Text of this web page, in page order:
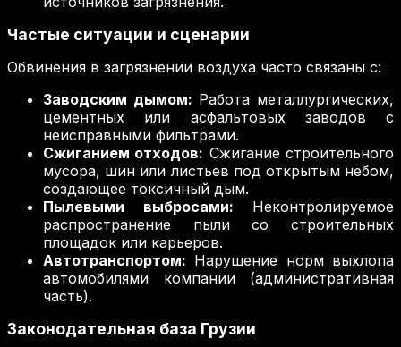
Частые ситуации и сценарии
Обвинения в загрязнении воздуха часто связаны с:
Заводским дымом: Работа металлургических,
цементных или асфальтовых заводов с
неисправными фильтрами.
Сжиганием отходов: Сжигание строительного
мусора, шин или листьев под открытым небом,
создающее токсичный дым.
Пылевыми выбросами: Неконтролируемое
распространение пыли со строительных
площадок или карьеров.
Автотранспортом: Нарушение норм выхлопа
автомобилями компании (административная
часть).
Законодательная база Грузии